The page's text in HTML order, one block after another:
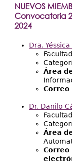
NUEVOS
Convocatoria
2024
Dra. Yéssica
Área
Correo
Dr. Danilo
Área
Correo